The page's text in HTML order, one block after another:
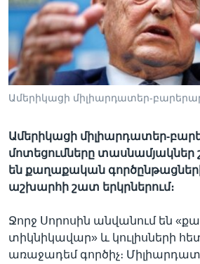
Լեզուներ
Ամերիկացի միլիարդատեր-
Ամերիկացի միլիարդատեր-
մոտեցումները տասնամյակներ
են քաղաքական
աշխարհի շատ երկրներում։
Ջորջ Սորոսին անվանում են
տիկնիկավար» և կուլիսների
առաջադեմ գործիչ։